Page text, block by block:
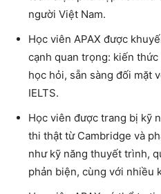
người Việt Nam.
Học viên APAX được
cạnh quan trọng: kiến
học hỏi, sẵn sàng đối mặt
IELTS.
Học viên được trang bị kỹ
thi thật từ Cambridge và
như kỹ năng thuyết trình,
phản biện, cùng với nhiều